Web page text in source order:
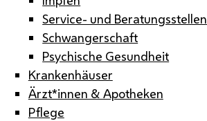
Service- und Beratungsstellen
Schwangerschaft
Psychische Gesundheit
Krankenhäuser
Ärzt*innen & Apotheken
Pflege